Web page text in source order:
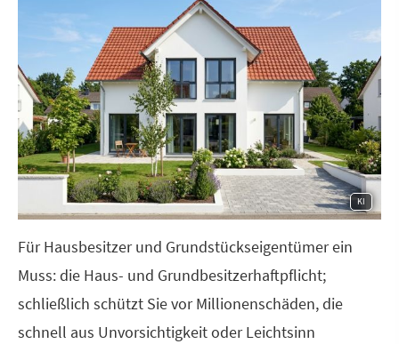
KI
Für Hausbesitzer und Grundstückseigentümer ein
Muss: die Haus- und Grundbesitzerhaftpflicht;
schließlich schützt Sie vor Millionenschäden, die
schnell aus Unvorsichtigkeit oder Leichtsinn